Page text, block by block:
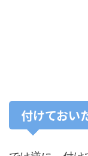
付けておい